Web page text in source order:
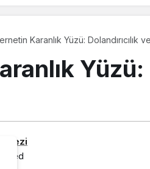
Karanlık Yüzü: Dolandırıcılık
Yüzü: